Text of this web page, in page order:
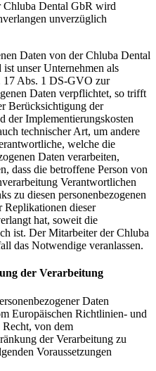
Chluba Dental GbR wird
unverzüglich
Daten von der Chluba Dental
unser Unternehmen als
17 Abs. 1 DS-GVO zur
Daten verpflichtet, so trifft
Berücksichtigung der
der Implementierungskosten
technischer Art, um andere
welche die
Daten verarbeiten,
dass die betroffene Person von
Verantwortlichen
zu diesen personenbezogenen
Replikationen dieser
hat, soweit die
ist. Der Mitarbeiter der Chluba
das Notwendige veranlassen.
der Verarbeitung
Daten
Europäischen Richtlinien- und
Recht, von dem
der Verarbeitung zu
Voraussetzungen